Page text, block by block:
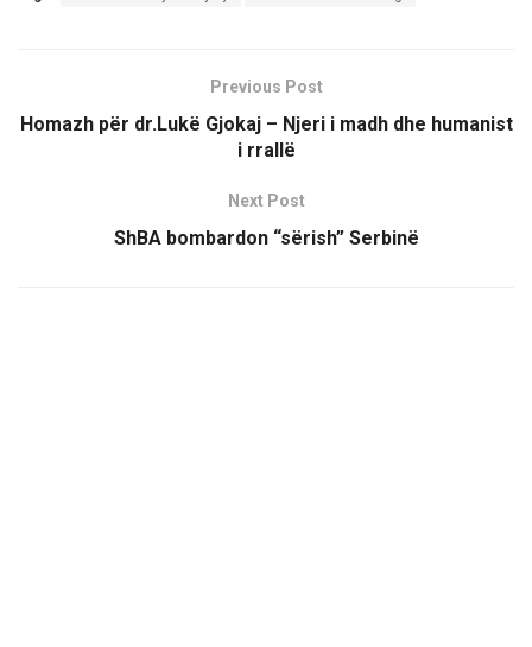
Previous Post
Homazh për dr.Lukë Gjokaj – Njeri i madh dhe humanist
i rrallë
Next Post
ShBA bombardon “sërish” Serbinë